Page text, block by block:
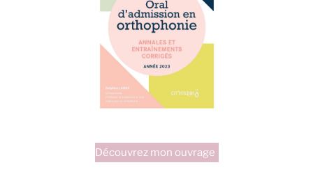
Découvrez mon ouvrage